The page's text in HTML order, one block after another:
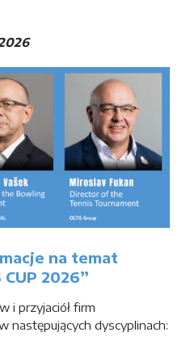
na temat
CUP 2026”
i przyjaciół firm
następujących dyscyplinach: